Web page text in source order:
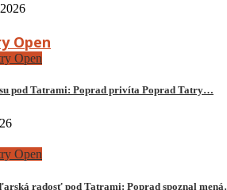
Open
Open
pod Tatrami: Poprad privíta Poprad Tatry…
Open
radosť pod Tatrami: Poprad spoznal